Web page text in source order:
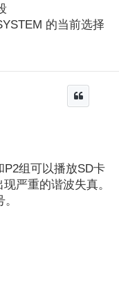
的当前选择
P2组可以播放SD卡
严重的谐波失真。